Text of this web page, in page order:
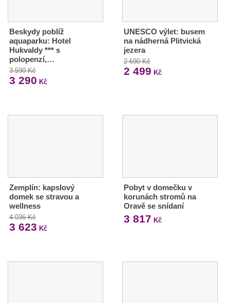
Beskydy poblíž
aquaparku: Hotel
Hukvaldy *** s
polopenzí,…
3 590 Kč
3 290 Kč
UNESCO výlet: busem
na nádherná Plitvická
jezera
2 690 Kč
2 499 Kč
Zemplín: kapslový
domek se stravou a
wellness
4 036 Kč
3 623 Kč
Pobyt v domečku v
korunách stromů na
Oravě se snídaní
3 817 Kč